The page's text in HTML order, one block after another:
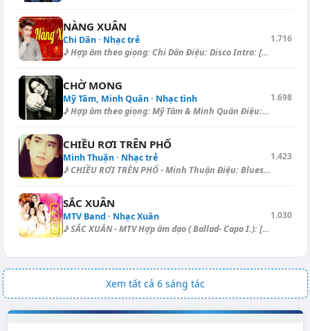
NÀNG XUÂN
Chi Dân · Nhạc trẻ
♪ Hợp âm theo giọng: Chi Dân Điệu: Disco Intro: [B] | [G#m] | [F#] | [C#...
1.716
CHỜ MONG
Mỹ Tâm, Minh Quân · Nhạc tình
♪ Hợp âm theo giọng: Mỹ Tâm & Minh Quân Điệu: Ballad [A] Muôn tia nắ...
1.698
CHIỀU RƠI TRÊN PHỐ
Minh Thuận · Nhạc trẻ
♪ CHIỀU RƠI TRÊN PHỐ - Minh Thuận Điệu: Blues Chiều rơi trên [Am] phố ng...
1.423
SẮC XUÂN
MTV Band · Nhạc Xuân
♪ SẮC XUÂN - MTV Hợp âm dạo ( Ballad- Capo I.): [B] | [B] | [E] | [Gb] |...
1.030
Xem tất cả 6 sáng tác